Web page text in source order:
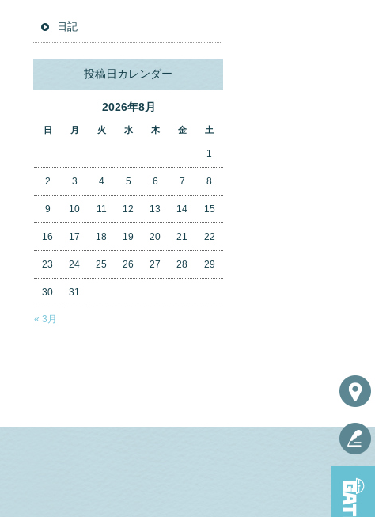
日記
投稿日カレンダー
2026年8月
日 月 火 水 木 金 土
« 3月
1
2 3 4 5 6 7 8
9 10 11 12 13 14 15
16 17 18 19 20 21 22
23 24 25 26 27 28 29
30 31